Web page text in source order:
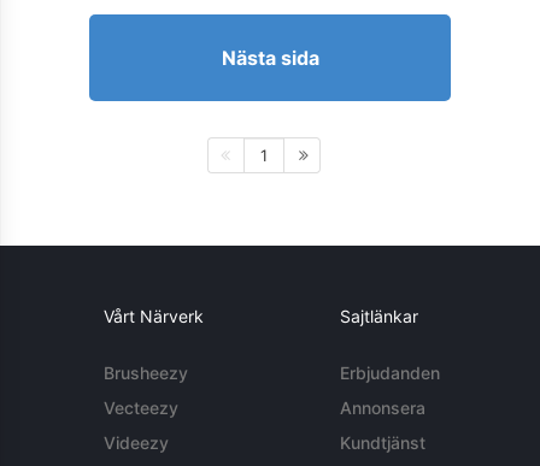
Nästa sida
1
Vårt Närverk
Brusheezy
Vecteezy
Videezy
Sajtlänkar
Erbjudanden
Annonsera
Kundtjänst